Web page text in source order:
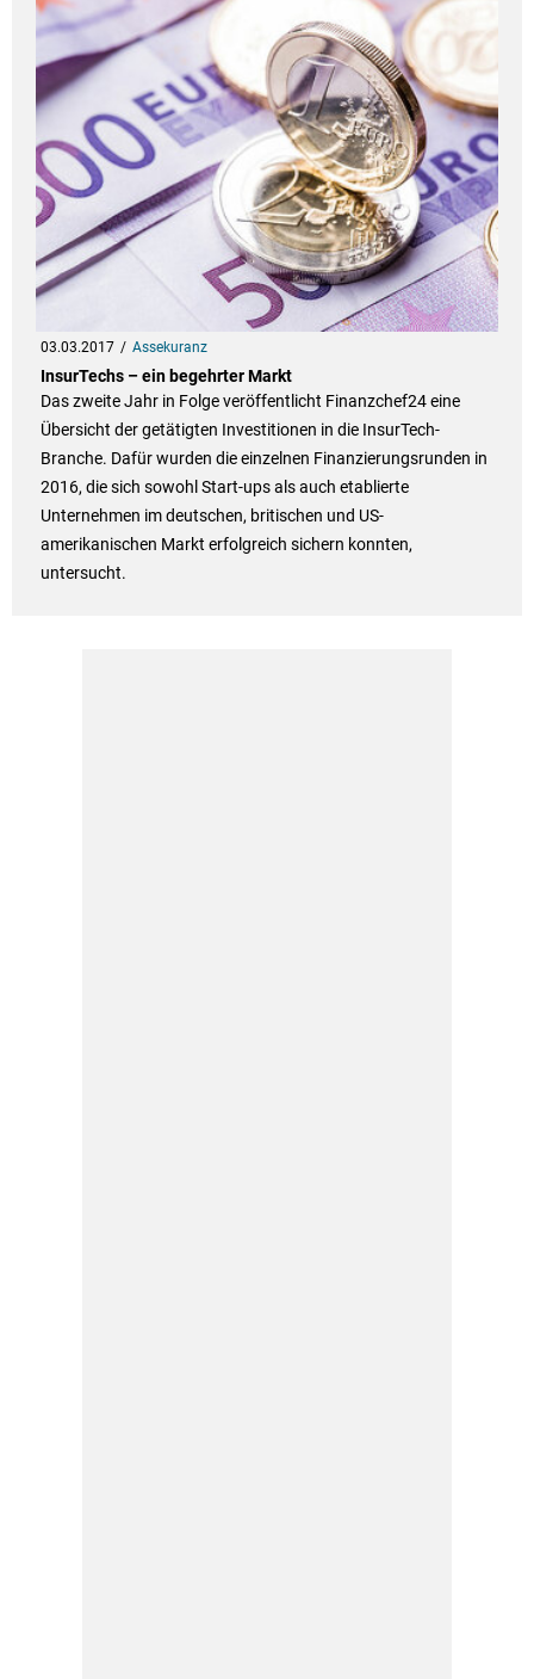
03.03.2017 Assekuranz
InsurTechs – ein begehrter Markt
Das zweite Jahr in Folge veröffentlicht Finanzchef24 eine
Übersicht der getätigten Investitionen in die InsurTech-
Branche. Dafür wurden die einzelnen Finanzierungsrunden in
2016, die sich sowohl Start-ups als auch etablierte
Unternehmen im deutschen, britischen und US-
amerikanischen Markt erfolgreich sichern konnten,
untersucht.